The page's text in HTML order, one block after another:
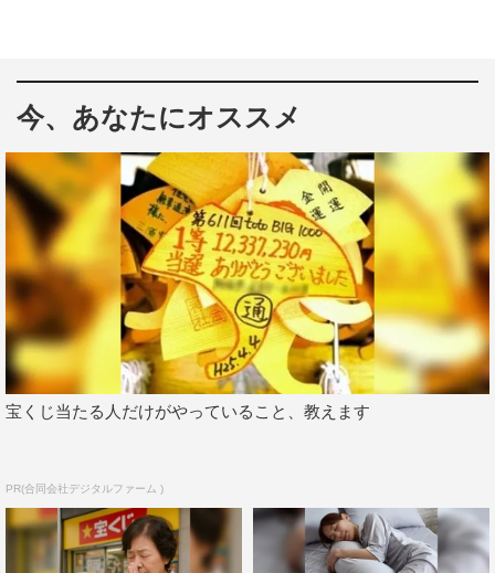
ソングの数々を、ゲストの思い出エピソードとともに紹介
していく。
ゲストには、令和世代に現役高校生でモデルの松尾その
ま、⼸⽊奈於（乃木坂46）、ダンスボーカルグループ・
M!LKから2回目の登場となる曽野舜太と初登場の吉田仁
人、平成世代に小森 隼（GENERATIONS）、syudou、長
谷川忍（シソンヌ）、昭和世代には、YOUがMCのさまぁ
～ず（大竹一樹、三村マサカズ）と共に参戦する。
各世代から選ばれた「歌声がすごい！現役アーティスト」
声を失う場面も。また、歌声がすごい！アーティストのカ
バーソングも紹介。M!LKの吉田があるバンドの曲をカバ
ーした映像が披露されると、その歌声に大竹も感心する。
今、あなたにオススメ
宝くじ当たる人だけがやっていること、教えます
PR(合同会社デジタルファーム )